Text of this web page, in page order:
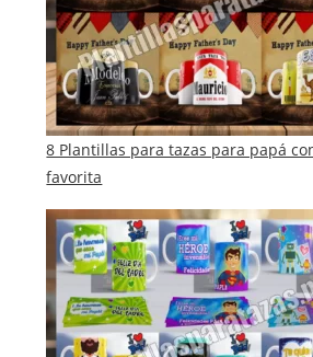
8 Plantillas para tazas para papá
favorita